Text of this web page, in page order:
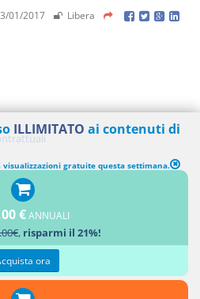
01/2017 Libera
ILLIMITATO ai contenuti di
visualizzazioni gratuite questa settimana.
€ANNUALI
, risparmi il 21%!
ora